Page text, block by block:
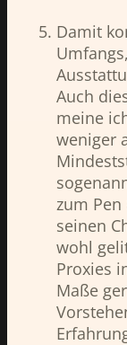
Damit
Auch
meine
weniger
zum
seinen
wohl
Proxies
Maße